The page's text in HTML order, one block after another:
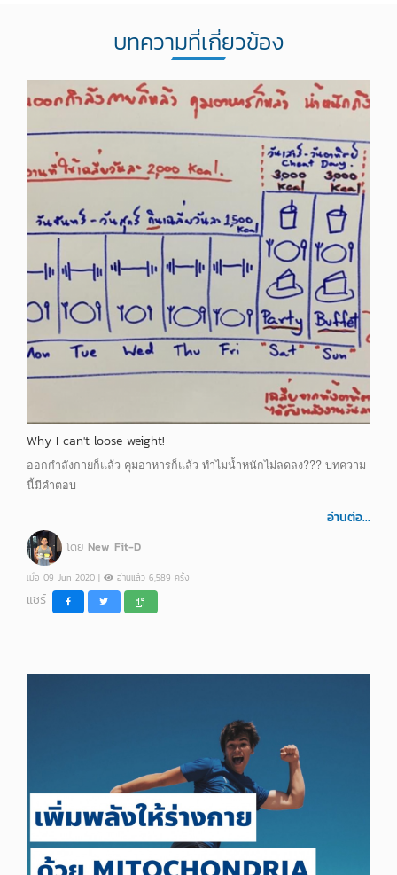
บทความที่เกี่ยวข้อง
Why I can't loose weight!
ออกกำลังกายก็แล้ว คุมอาหารก็แล้ว ทำไมน้ำหนักไม่ลดลง??? บทความ
นี้มีคำตอบ
อ่านต่อ...
โดย New Fit-D
เมื่อ 09 Jun 2020 | อ่านแล้ว 6,589 ครั้ง
แชร์